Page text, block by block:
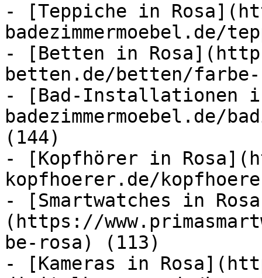
- [Teppiche in
badezimmermoebel.de/
- [Betten in
betten.de/betten/
- [Bad-Installationen
(144)
- [Kopfhörer in
kopfhoerer.de/
- [Smartwatches in
(https://
be-rosa) (113)
- [Kameras in